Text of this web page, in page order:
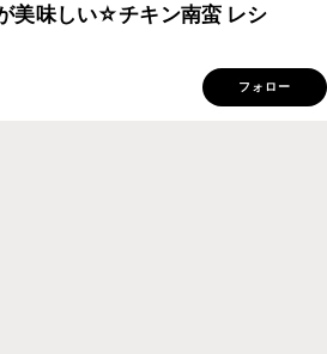
美味しい☆チキン南蛮 レシ
フォロー